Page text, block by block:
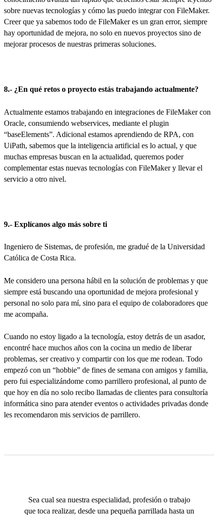
sobre nuevas tecnologías y cómo las puedo integrar con FileMaker.
Creer que ya sabemos todo de FileMaker es un gran error, siempre
hay oportunidad de mejora, no solo en nuevos proyectos sino de
mejorar procesos de nuestras primeras soluciones.
8.- ¿En qué retos o proyecto estás trabajando actualmente?
Actualmente estamos trabajando en integraciones de FileMaker con
Oracle, consumiendo webservices, mediante el plugin
“baseElements”. Adicional estamos aprendiendo de RPA, con
UiPath, sabemos que la inteligencia artificial es lo actual, y que
muchas empresas buscan en la actualidad, queremos poder
complementar estas nuevas tecnologías con FileMaker y llevar el
servicio a otro nivel.
9.- Explícanos algo más sobre ti
Ingeniero de Sistemas, de profesión, me gradué de la Universidad
Católica de Costa Rica.
Me considero una persona hábil en la solución de problemas y que
siempre está buscando una oportunidad de mejora profesional y
personal no solo para mí, sino para el equipo de colaboradores que
me acompaña.
Cuando no estoy ligado a la tecnología, estoy detrás de un asador,
encontré hace muchos años con la cocina un medio de liberar
problemas, ser creativo y compartir con los que me rodean. Todo
empezó con un “hobbie” de fines de semana con amigos y familia,
pero fui especializándome como parrillero profesional, al punto de
que hoy en día no solo recibo llamadas de clientes para consultoría
informática sino para atender eventos o actividades privadas donde
les recomendaron mis servicios de parrillero.
Sea cual sea nuestra especialidad, profesión o trabajo
que toca realizar, desde una pequeña parrillada hasta un